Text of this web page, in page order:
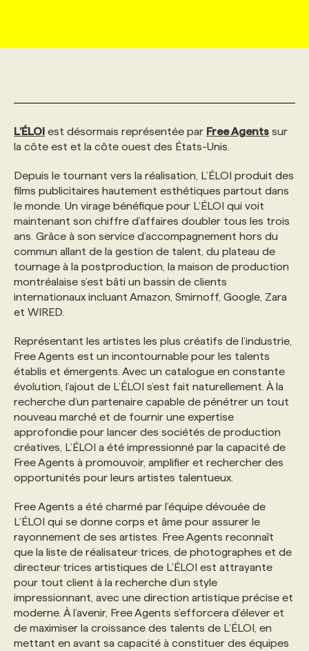
TENDANCES
ÉVÉNEMENTIEL
NOS AUTEUR‧RICES
ANNONCEZ AVEC NOUS
ANNONCEZ AVEC NOUS
ANNONCEZ AVEC NOUS
NOS PARCOURS DE FORMATIONS
NOS FORMATEUR‧RICES
POURQUOI CHOISIR NOS FORMATIONS
NOS TARIFS
PROGRAMMES DE SUBVENTIONS
FAQ
ANNONCEZ AVEC NOUS
SERVICE DE CHASSE DE TÊTE
NOS EXPERTISES
FAQ
ANNONCEZ AVEC NOUS
L’ÉLOI est désormais représentée par Free Agents sur
la côte est et la côte ouest des États-Unis.
Depuis le tournant vers la réalisation, L’ÉLOI produit des
films publicitaires hautement esthétiques partout dans
le monde. Un virage bénéfique pour L’ÉLOI qui voit
maintenant son chiffre d’affaires doubler tous les trois
ans. Grâce à son service d’accompagnement hors du
commun allant de la gestion de talent, du plateau de
tournage à la postproduction, la maison de production
montréalaise s’est bâti un bassin de clients
internationaux incluant Amazon, Smirnoff, Google, Zara
et WIRED.
Représentant les artistes les plus créatifs de l’industrie,
Free Agents est un incontournable pour les talents
établis et émergents. Avec un catalogue en constante
évolution, l’ajout de L’ÉLOI s’est fait naturellement. À la
recherche d’un partenaire capable de pénétrer un tout
nouveau marché et de fournir une expertise
approfondie pour lancer des sociétés de production
créatives, L’ÉLOI a été impressionné par la capacité de
Free Agents à promouvoir, amplifier et rechercher des
opportunités pour leurs artistes talentueux.
Free Agents a été charmé par l’équipe dévouée de
L’ÉLOI qui se donne corps et âme pour assurer le
rayonnement de ses artistes. Free Agents reconnaît
que la liste de réalisateur·trices, de photographes et de
directeur·trices artistiques de L’ÉLOI est attrayante
pour tout client à la recherche d’un style
impressionnant, avec une direction artistique précise et
moderne. À l’avenir, Free Agents s’efforcera d’élever et
de maximiser la croissance des talents de L’ÉLOI, en
mettant en avant sa capacité à constituer des équipes